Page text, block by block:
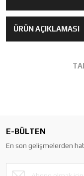
ÜRÜN AÇIKLAMASI
E-BÜLTEN
En son gelişmelerden